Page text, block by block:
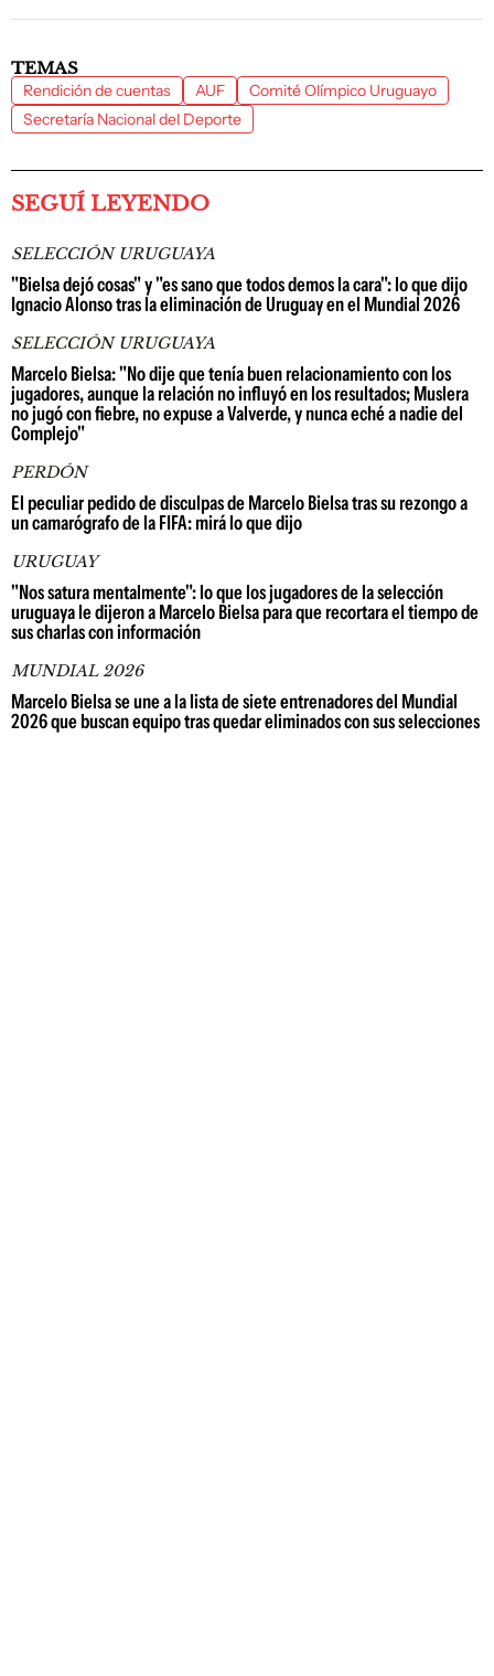
TEMAS
Rendición de cuentas AUF
Comité Olímpico Uruguayo
Secretaría Nacional del Deporte
SEGUÍ LEYENDO
SELECCIÓN URUGUAYA
"Bielsa dejó cosas" y "es sano que todos demos la cara": lo que dijo
Ignacio Alonso tras la eliminación de Uruguay en el Mundial 2026
SELECCIÓN URUGUAYA
Marcelo Bielsa: "No dije que tenía buen relacionamiento con los
jugadores, aunque la relación no influyó en los resultados; Muslera
no jugó con fiebre, no expuse a Valverde, y nunca eché a nadie del
Complejo"
PERDÓN
El peculiar pedido de disculpas de Marcelo Bielsa tras su rezongo a
un camarógrafo de la FIFA: mirá lo que dijo
URUGUAY
"Nos satura mentalmente": lo que los jugadores de la selección
uruguaya le dijeron a Marcelo Bielsa para que recortara el tiempo de
sus charlas con información
MUNDIAL 2026
Marcelo Bielsa se une a la lista de siete entrenadores del Mundial
2026 que buscan equipo tras quedar eliminados con sus selecciones